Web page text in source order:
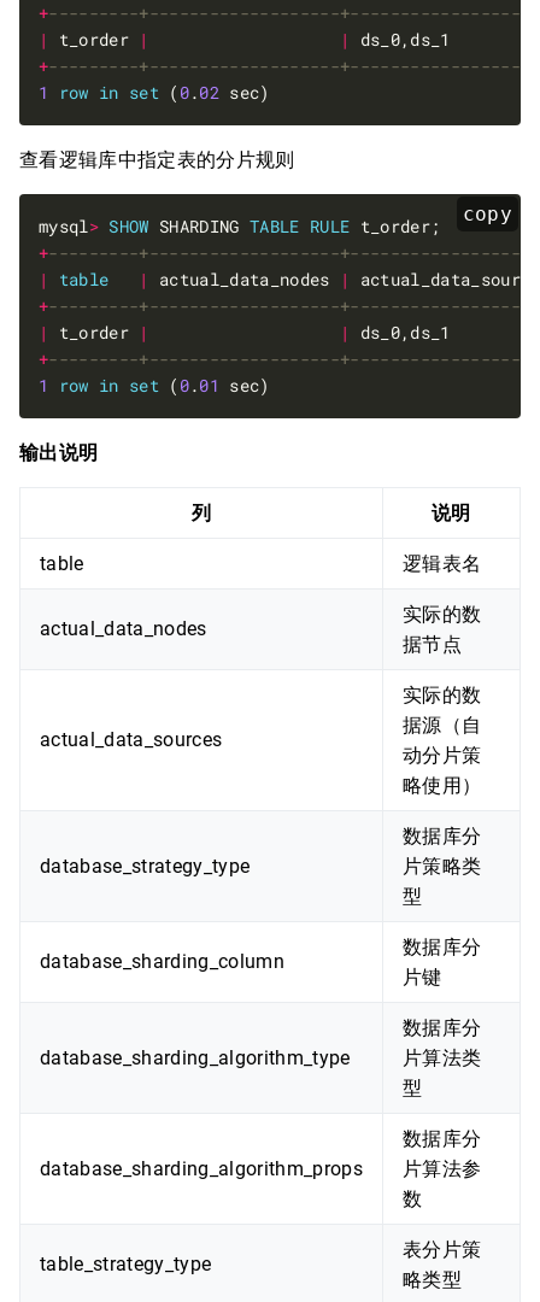
+
|
t_order | |
+
1
row in set ( 0.02
查看逻辑库中指定表的分片规则
copy
mysql> SHOW SHARDING TABLE RULE
+
|
table | actual_data_nodes |
+
|
t_order | |
+
1
row in set ( 0.01
输出说明
列 说明
table 逻辑表名
actual_data_nodes
实际的数
据节点
actual_data_sources
实际的数
据源（自
动分片策
略使用）
database_strategy_type
数据库分
片策略类
型
database_sharding_column
数据库分
片键
database_sharding_algorithm_type
数据库分
片算法类
型
database_sharding_algorithm_props
数据库分
片算法参
数
table_strategy_type
表分片策
略类型